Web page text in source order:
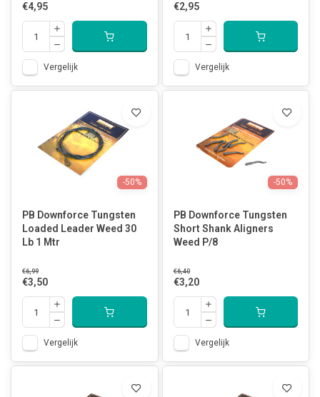
€4,95
Vergelijk
€2,95
Vergelijk
-50%
PB Downforce Tungsten
Loaded Leader Weed 30
Lb 1 Mtr
€6,99
€3,50
Vergelijk
-50%
PB Downforce Tungsten
Short Shank Aligners
Weed P/8
€6,40
€3,20
Vergelijk